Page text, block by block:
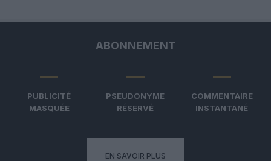
ABONNEMENT
PUBLICITÉ
MASQUÉE
PSEUDONYME
RÉSERVÉ
COMMENTAIRE
INSTANTANÉ
EN SAVOIR PLUS